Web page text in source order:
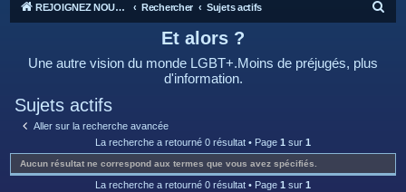
REJOIGNEZ NOUS SUR DISCORD : https://discord.gg/4C2Bvub Rechercher Sujets actifs
Et alors ?
Une autre vision du monde LGBT+.Moins de préjugés, plus
d'information.
Sujets actifs
Aller sur la recherche avancée
La recherche a retourné 0 résultat • Page 1 sur 1
Aucun résultat ne correspond aux termes que vous avez spécifiés.
La recherche a retourné 0 résultat • Page 1 sur 1